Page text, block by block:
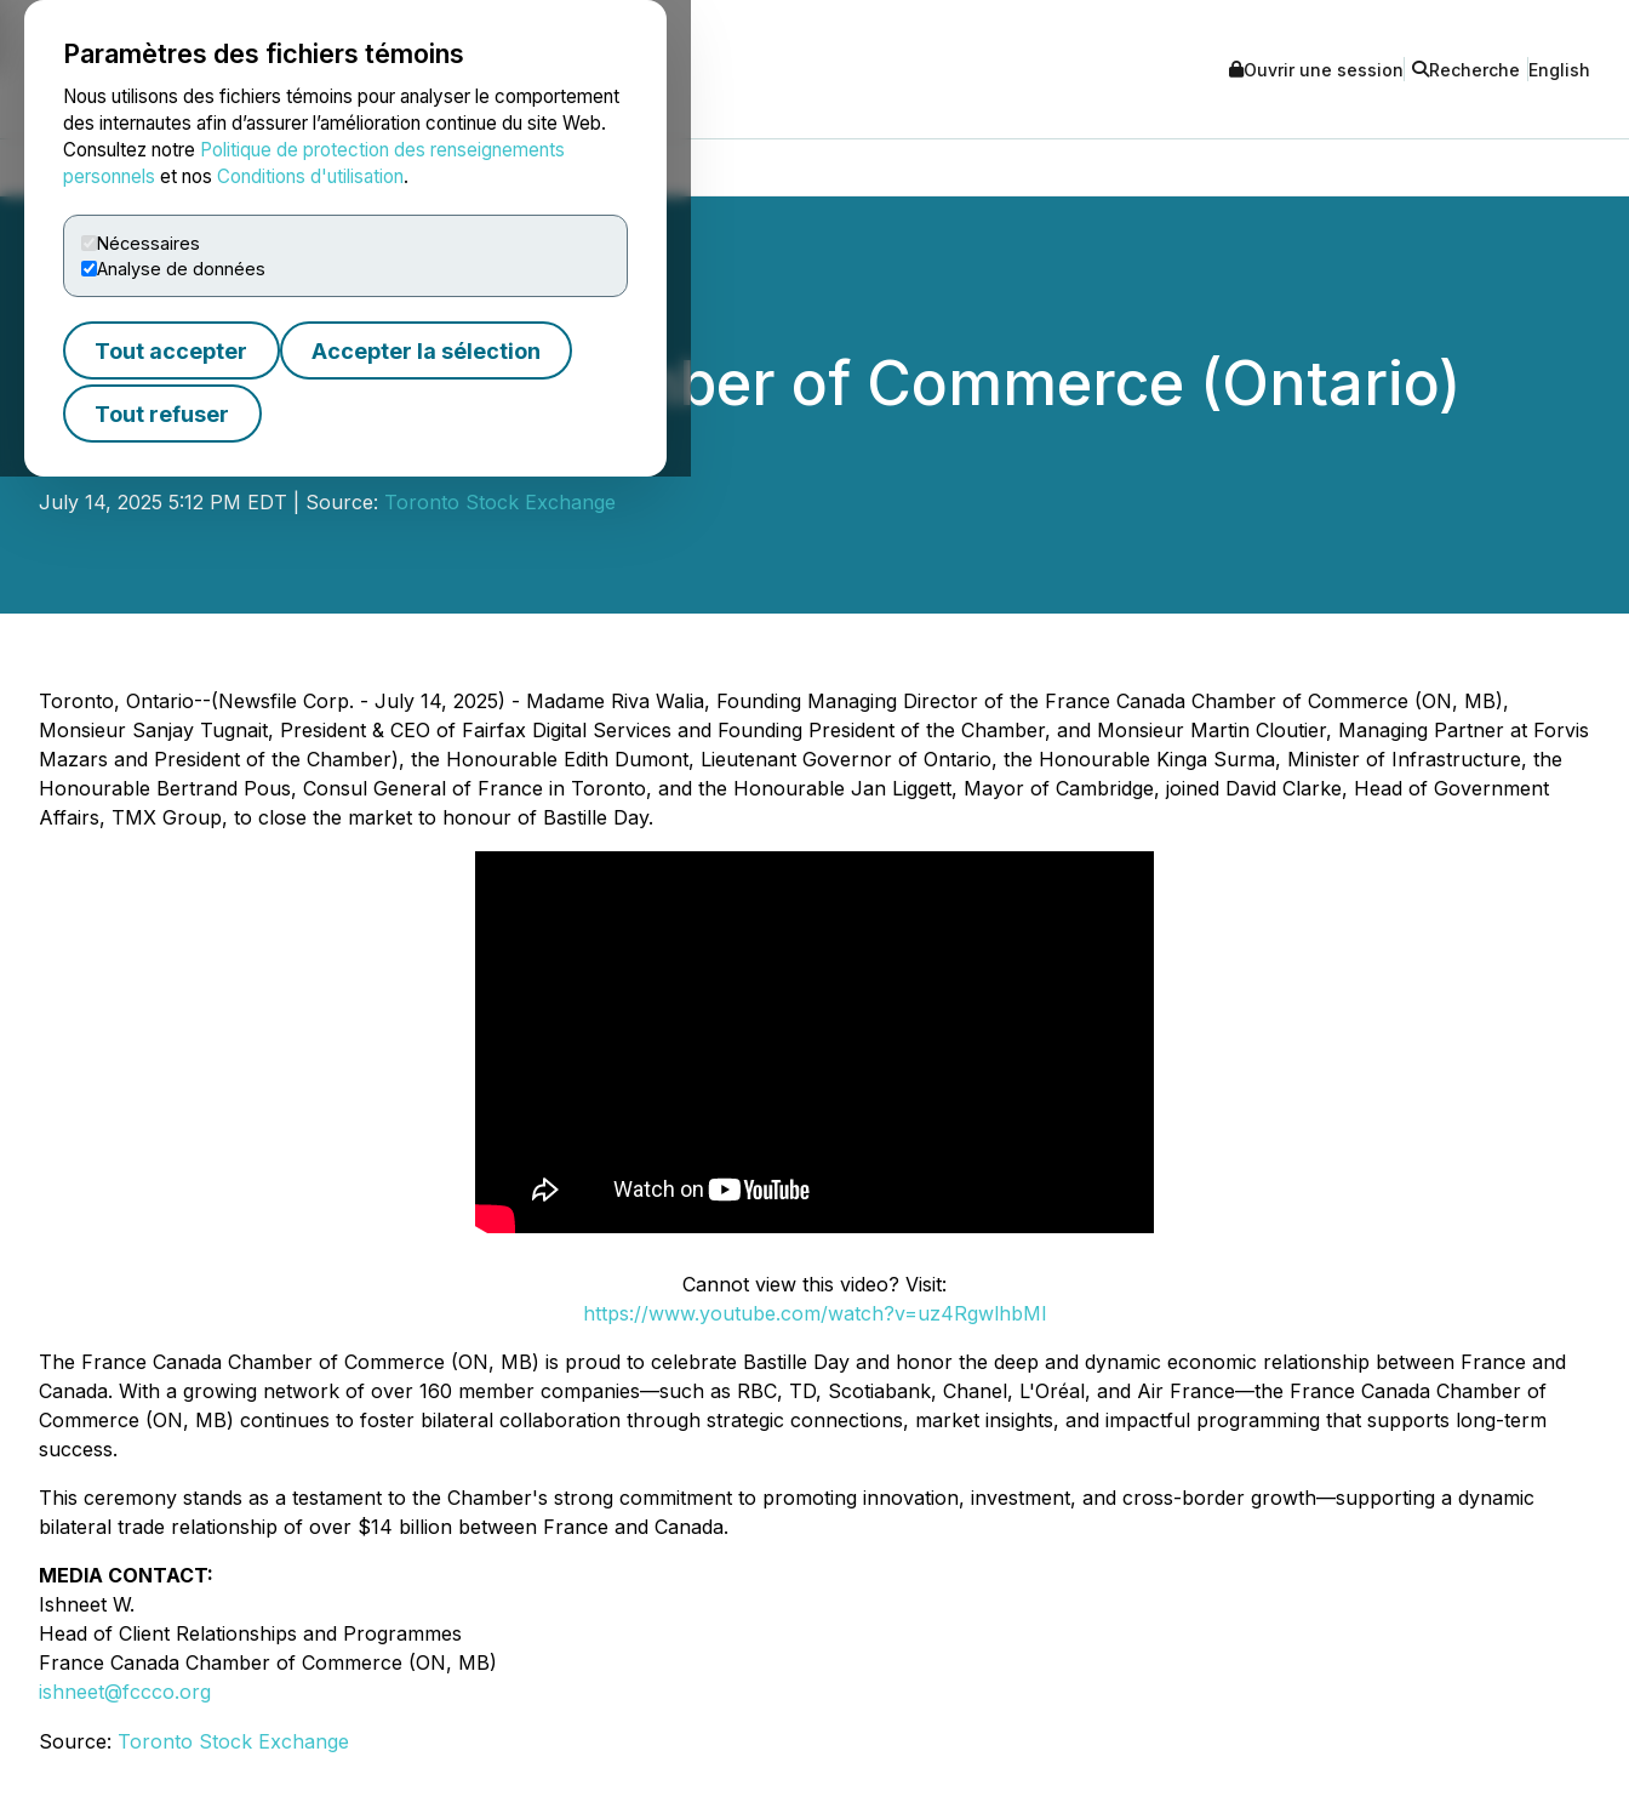
Paramètres des fichiers témoins
Nous utilisons des fichiers témoins pour analyser le comportement
des internautes afin d’assurer l’amélioration continue du site Web.
Consultez notre Politique de protection des renseignements
personnels et nos Conditions d'utilisation.
Nécessaires
Analyse de données
Tout accepter Accepter la sélection
Tout refuser
NEWSFILE Ouvrir une session Recherche English
Accueil À propos Services Salle de presse Blogue
France-Canada Chamber of Commerce (Ontario)
Closes the Market
July 14, 2025 5:12 PM EDT | Source: Toronto Stock Exchange
Toronto, Ontario--(Newsfile Corp. - July 14, 2025) - Madame Riva Walia, Founding Managing Director of the France Canada Chamber of Commerce (ON, MB),
Monsieur Sanjay Tugnait, President & CEO of Fairfax Digital Services and Founding President of the Chamber, and Monsieur Martin Cloutier, Managing Partner at Forvis
Mazars and President of the Chamber), the Honourable Edith Dumont, Lieutenant Governor of Ontario, the Honourable Kinga Surma, Minister of Infrastructure, the
Honourable Bertrand Pous, Consul General of France in Toronto, and the Honourable Jan Liggett, Mayor of Cambridge, joined David Clarke, Head of Government
Affairs, TMX Group, to close the market to honour of Bastille Day.
Cannot view this video? Visit:
https://www.youtube.com/watch?v=uz4RgwlhbMI
The France Canada Chamber of Commerce (ON, MB) is proud to celebrate Bastille Day and honor the deep and dynamic economic relationship between France and
Canada. With a growing network of over 160 member companies—such as RBC, TD, Scotiabank, Chanel, L'Oréal, and Air France—the France Canada Chamber of
Commerce (ON, MB) continues to foster bilateral collaboration through strategic connections, market insights, and impactful programming that supports long-term
success.
This ceremony stands as a testament to the Chamber's strong commitment to promoting innovation, investment, and cross-border growth—supporting a dynamic
bilateral trade relationship of over $14 billion between France and Canada.
MEDIA CONTACT:
Ishneet W.
Head of Client Relationships and Programmes
France Canada Chamber of Commerce (ON, MB)
ishneet@fccco.org
Source: Toronto Stock Exchange